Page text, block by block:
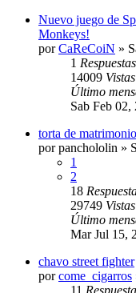
Nuevo juego de
Monkeys!
porCaReCoiN »
1 Respuestas
14009 Vistas
Último
Sab Feb 02,
torta de matrimonio
porpanchololin »
1
2
18
29749 Vistas
Último
Mar Jul 15,
chavo street fighter
porcome_cigarros
11